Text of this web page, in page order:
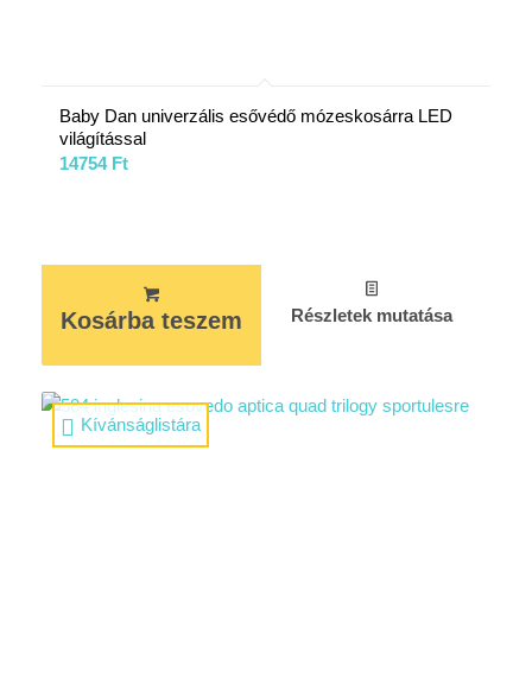
Baby Dan univerzális esővédő mózeskosárra LED
világítással
14754 Ft
Kosárba teszem Részletek mutatása
Kívánságlistára